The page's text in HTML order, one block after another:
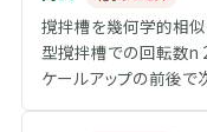
撹拌槽を幾何学的相似
型撹拌槽での回転数n 2
ケールアップの前後で
最も適切なものはどれ